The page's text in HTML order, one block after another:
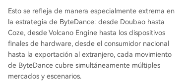
Esto se refleja de manera especialmente extrema en
la estrategia de ByteDance: desde Doubao hasta
Coze, desde Volcano Engine hasta los dispositivos
finales de hardware, desde el consumidor nacional
hasta la exportación al extranjero, cada movimiento
de ByteDance cubre simultáneamente múltiples
mercados y escenarios.